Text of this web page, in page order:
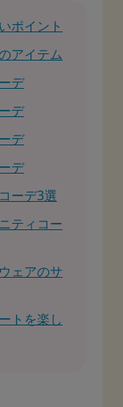
ポイント
アイテム
デ
デ
デ
デ
ーデ3選
ティコー
ェアのサ
トを楽し